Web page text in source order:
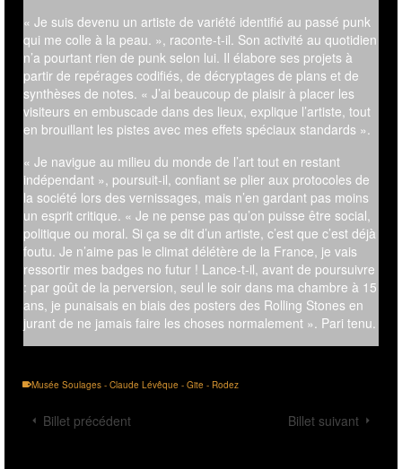
« Je suis devenu un artiste de variété identifié au passé punk
qui me colle à la peau. », raconte-t-il. Son activité au quotidien
n’a pourtant rien de punk selon lui. Il élabore ses projets à
partir de repérages codifiés, de décryptages de plans et de
synthèses de notes. « J’ai beaucoup de plaisir à placer les
visiteurs en embuscade dans des lieux, explique l’artiste, tout
en brouillant les pistes avec mes effets spéciaux standards ».
« Je navigue au milieu du monde de l’art tout en restant
indépendant », poursuit-il, confiant se plier aux protocoles de
la société lors des vernissages, mais n’en gardant pas moins
un esprit critique. « Je ne pense pas qu’on puisse être social,
politique ou moral. Si ça se dit d’un artiste, c’est que c’est déjà
foutu. Je n’aime pas le climat délétère de la France, je vais
ressortir mes badges no futur ! Lance-t-il, avant de poursuivre
: par goût de la perversion, seul le soir dans ma chambre à 15
ans, je punaisais en biais des posters des Rolling Stones en
jurant de ne jamais faire les choses normalement ». Pari tenu.
Musée Soulages - Claude Lévêque - Gite - Rodez
Billet précédent Billet suivant